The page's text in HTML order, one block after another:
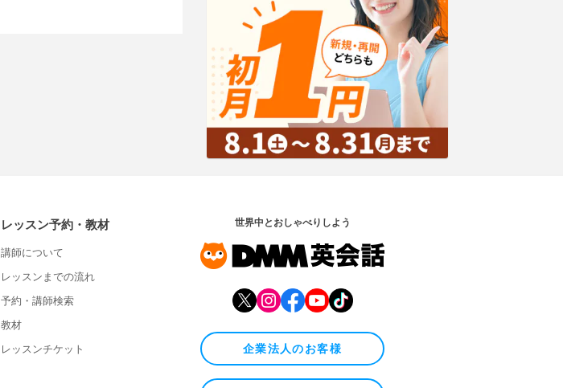
レッスン予約・教材
講師について
レッスンまでの流れ
予約・講師検索
教材
レッスンチケット
世界中とおしゃべりしよう
企業法人のお客様